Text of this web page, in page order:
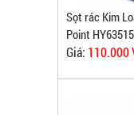
Sọt rác Kim
Point
Giá: 110.000